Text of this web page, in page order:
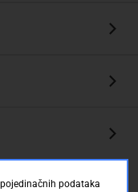
podataka